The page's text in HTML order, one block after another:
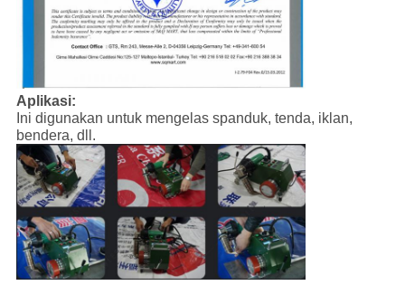
Aplikasi:
Ini digunakan untuk mengelas spanduk, tenda, iklan,
bendera, dll.